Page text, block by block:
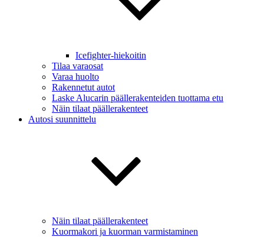
Icefighter-hiekoitin
Tilaa varaosat
Varaa huolto
Rakennetut autot
Laske Alucarin päällerakenteiden tuottama etu
Näin tilaat päällerakenteet
Autosi suunnittelu
Näin tilaat päällerakenteet
Kuormakori ja kuorman varmistaminen